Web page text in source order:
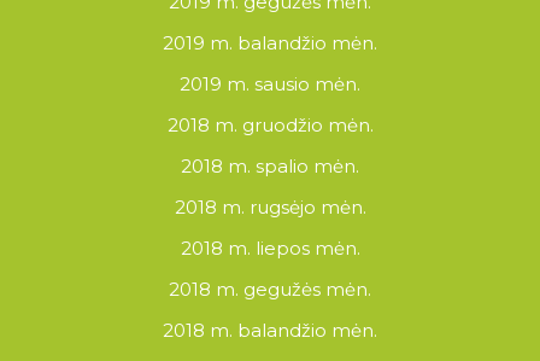
2019 m. balandžio mėn.
2019 m. sausio mėn.
2018 m. gruodžio mėn.
2018 m. spalio mėn.
2018 m. rugsėjo mėn.
2018 m. liepos mėn.
2018 m. gegužės mėn.
2018 m. balandžio mėn.